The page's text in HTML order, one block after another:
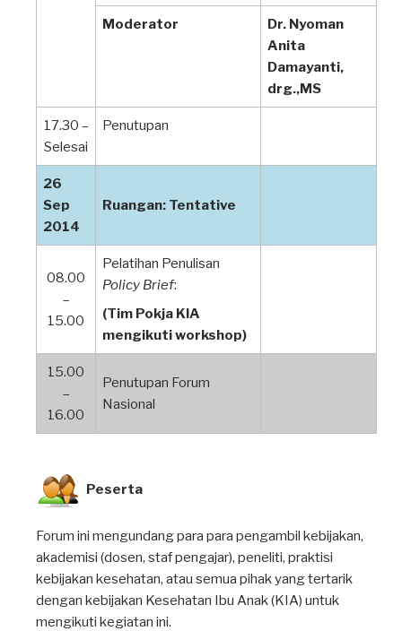
Moderator
Dr. Nyoman
Anita
Damayanti,
drg.,MS
17.30 –
Selesai
Penutupan
26
Sep
2014
Ruangan: Tentative
08.00
–
15.00
Pelatihan Penulisan
Policy Brief:
(Tim Pokja KIA
mengikuti workshop)
15.00
–
16.00
Penutupan Forum
Nasional
Peserta
Forum ini mengundang para para pengambil kebijakan,
akademisi (dosen, staf pengajar), peneliti, praktisi
kebijakan kesehatan, atau semua pihak yang tertarik
dengan kebijakan Kesehatan Ibu Anak (KIA) untuk
mengikuti kegiatan ini.